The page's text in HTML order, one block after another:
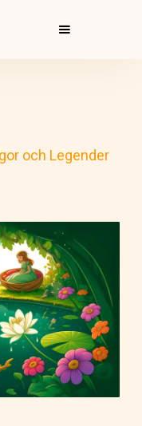
och Legender